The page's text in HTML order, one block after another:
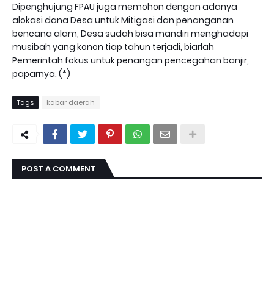
Dipenghujung FPAU juga memohon dengan adanya
alokasi dana Desa untuk Mitigasi dan penanganan
bencana alam, Desa sudah bisa mandiri menghadapi
musibah yang konon tiap tahun terjadi, biarlah
Pemerintah fokus untuk penangan pencegahan banjir,
paparnya. (*)
Tags kabar daerah
POST A COMMENT